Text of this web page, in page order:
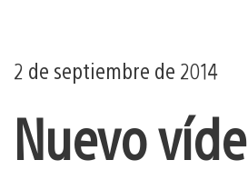
2 de septiembre de 2014
Nuevo